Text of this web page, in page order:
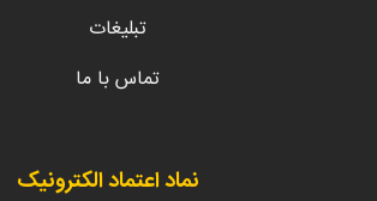
تبلیغات
تماس با ما
نماد اعتماد الکترونیک